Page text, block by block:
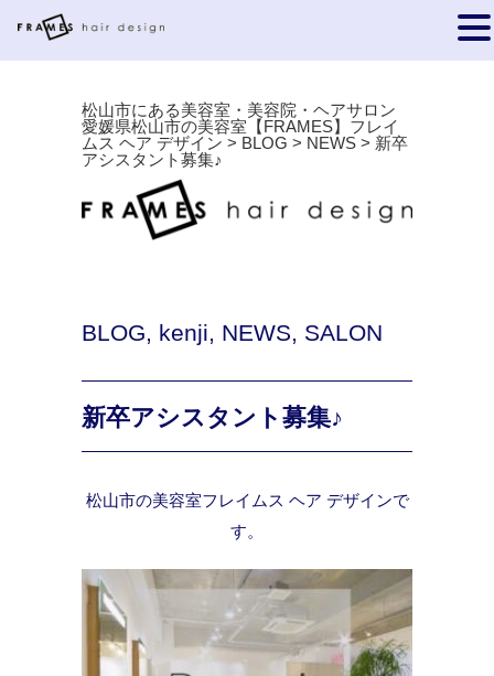
松山市にある美容室・美容院・ヘアサロン
愛媛県松山市の美容室【FRAMES】フレイ
ムス ヘア デザイン > BLOG > NEWS > 新卒
アシスタント募集♪
BLOG, kenji, NEWS, SALON
新卒アシスタント募集♪
松山市の美容室フレイムス ヘア デザインで
す。